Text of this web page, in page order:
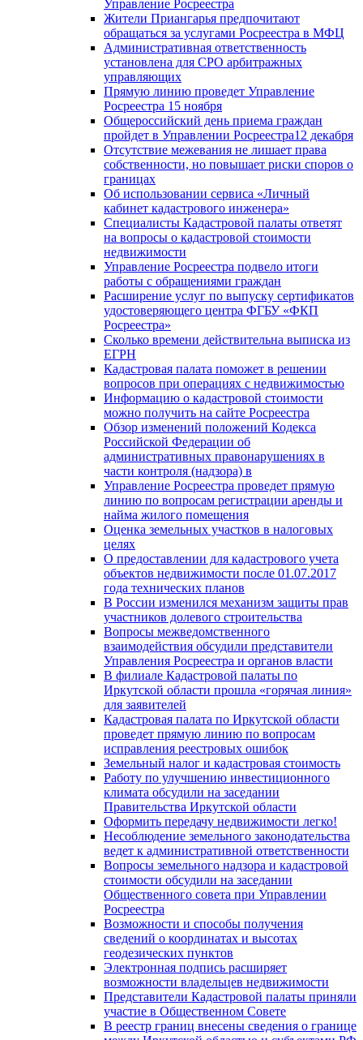
Управление Росреестра
Жители Приангарья предпочитают
обращаться за услугами Росреестра в МФЦ
Административная ответственность
установлена для СРО арбитражных
управляющих
Прямую линию проведет Управление
Росреестра 15 ноября
Общероссийский день приема граждан
пройдет в Управлении Росреестра12 декабря
Отсутствие межевания не лишает права
собственности, но повышает риски споров о
границах
Об использовании сервиса «Личный
кабинет кадастрового инженера»
Специалисты Кадастровой палаты ответят
на вопросы о кадастровой стоимости
недвижимости
Управление Росреестра подвело итоги
работы с обращениями граждан
Расширение услуг по выпуску сертификатов
удостоверяющего центра ФГБУ «ФКП
Росреестра»
Сколько времени действительна выписка из
ЕГРН
Кадастровая палата поможет в решении
вопросов при операциях с недвижимостью
Информацию о кадастровой стоимости
можно получить на сайте Росреестра
Обзор изменений положений Кодекса
Российской Федерации об
административных правонарушениях в
части контроля (надзора) в
Управление Росреестра проведет прямую
линию по вопросам регистрации аренды и
найма жилого помещения
Оценка земельных участков в налоговых
целях
О предоставлении для кадастрового учета
объектов недвижимости после 01.07.2017
года технических планов
В России изменился механизм защиты прав
участников долевого строительства
Вопросы межведомственного
взаимодействия обсудили представители
Управления Росреестра и органов власти
В филиале Кадастровой палаты по
Иркутской области прошла «горячая линия»
для заявителей
Кадастровая палата по Иркутской области
проведет прямую линию по вопросам
исправления реестровых ошибок
Земельный налог и кадастровая стоимость
Работу по улучшению инвестиционного
климата обсудили на заседании
Правительства Иркутской области
Оформить передачу недвижимости легко!
Несоблюдение земельного законодательства
ведет к административной ответственности
Вопросы земельного надзора и кадастровой
стоимости обсудили на заседании
Общественного совета при Управлении
Росреестра
Возможности и способы получения
сведений о координатах и высотах
геодезических пунктов
Электронная подпись расширяет
возможности владельцев недвижимости
Представители Кадастровой палаты приняли
участие в Общественном Совете
В реестр границ внесены сведения о границе